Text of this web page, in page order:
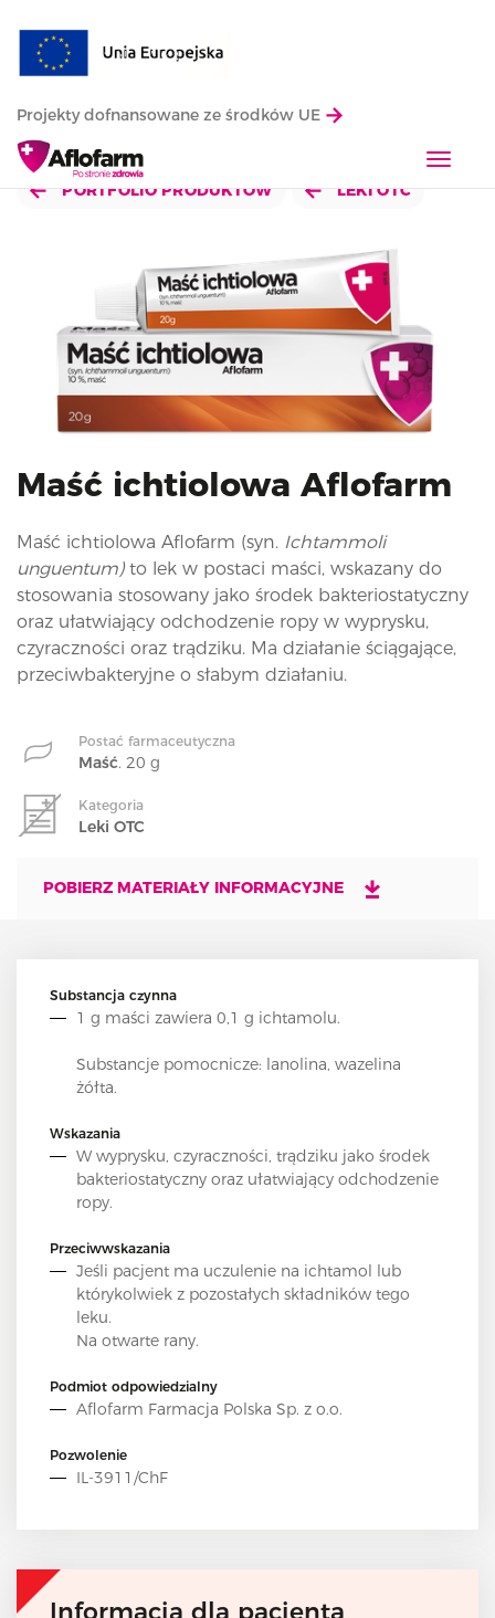
Projekty dofnansowane ze środków UE
T
o
t
n
PORTFOLIO PRODUKTÓW LEKI OTC
Maść ichtiolowa Aflofarm
Maść ichtiolowa Aflofarm (syn. Ichtammoli
unguentum) to lek w postaci maści, wskazany do
stosowania stosowany jako środek bakteriostatyczny
oraz ułatwiający odchodzenie ropy w wyprysku,
czyraczności oraz trądziku. Ma działanie ściągające,
przeciwbakteryjne o słabym działaniu.
Postać farmaceutyczna
Maść. 20 g
Kategoria
Leki OTC
POBIERZ MATERIAŁY INFORMACYJNE
Substancja czynna
1 g maści zawiera 0,1 g ichtamolu.
Substancje pomocnicze: lanolina, wazelina
żółta.
Wskazania
W wyprysku, czyraczności, trądziku jako środek
bakteriostatyczny oraz ułatwiający odchodzenie
ropy.
Przeciwwskazania
Jeśli pacjent ma uczulenie na ichtamol lub
którykolwiek z pozostałych składników tego
leku.
Na otwarte rany.
Podmiot odpowiedzialny
Aflofarm Farmacja Polska Sp. z o.o.
Pozwolenie
IL-3911/ChF
Informacja dla pacjenta